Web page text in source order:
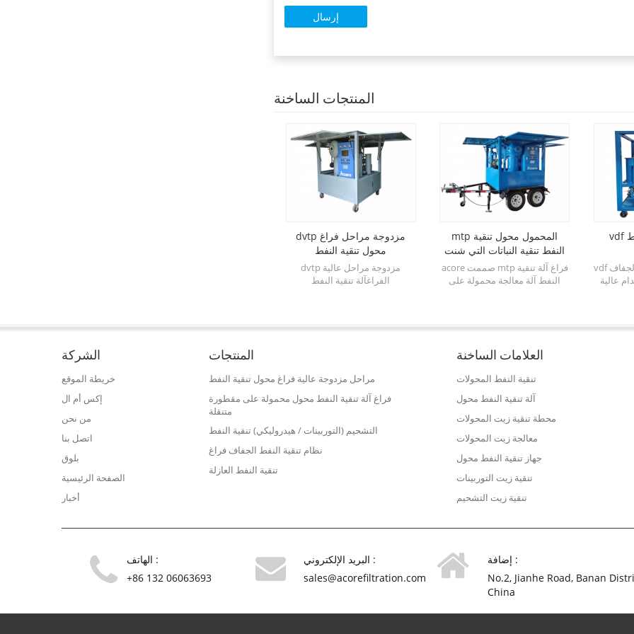
المنتجات الساخنة
dvtp مزدوجة مراحل فراغ
محول تنقية النفط
dvtp مزدوجة مراحل عالية
الفراغآلة تنقية النفط
الترشيح ، والتي يمكن أن تحسن
mtp المحمول محول تنقية
النفط تنقية النباتات التي شنت
على مقطورة
acore صممت mtp فراغ آلة تنقية
النفط آلة معالجة محمولة على
للحفاظ على نظافة تماما من النفط
vdf فراغ آلة تنقية النفط
vdf فراغ نظام تنقية النفط الجفاف
عالية
الشركة
خريطة الموقع
إكس أم ال
من نحن
اتصل بنا
بلوق
الصفحة الرئيسية
أخبار
المنتجات
مراحل مزدوجة عالية فراغ محول تنقية النفط
فراغ آلة تنقية النفط محول محمولة على مقطورة
متنقلة
التشحيم (التوربينات / هيدروليكي) تنقية النفط
نظام تنقية النفط الجفاف فراغ
تنقية النفط العازلة
العلامات الساخنة
تنقية النفط المحولات
آلة تنقية النفط محول
محطة تنقية زيت المحولات
معالجة زيت المحولات
جهاز تنقية النفط محول
تنقية زيت التوربينات
تنقية زيت التشحيم
الهاتف :
+86 132 06063693
البريد الإلكتروني :
sales@acorefiltration.com
إضافة :
No.2, Jianhe Road, Banan
China